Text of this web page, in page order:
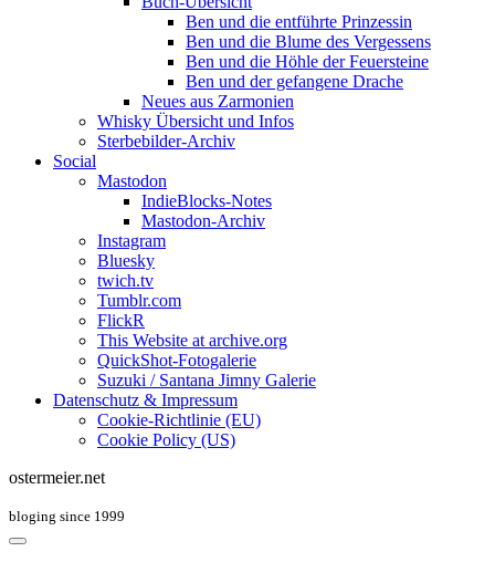
Ben und die entführte Prinzessin
Ben und die Blume des Vergessens
Ben und die Höhle der Feuersteine
Ben und der gefangene Drache
Neues aus Zarmonien
Whisky Übersicht und Infos
Sterbebilder-Archiv
Social
Mastodon
IndieBlocks-Notes
Mastodon-Archiv
Instagram
Bluesky
twich.tv
Tumblr.com
FlickR
This Website at archive.org
QuickShot-Fotogalerie
Suzuki / Santana Jimny Galerie
Datenschutz & Impressum
Cookie-Richtlinie (EU)
Cookie Policy (US)
ostermeier.net
bloging since 1999